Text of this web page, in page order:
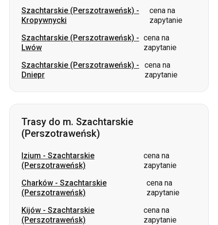
Szachtarskie (Perszotraweńsk) -
Kropywnycki
cena na
zapytanie
Szachtarskie (Perszotraweńsk) -
Lwów
cena na
zapytanie
Szachtarskie (Perszotraweńsk) -
Dniepr
cena na
zapytanie
Trasy do m. Szachtarskie
(Perszotraweńsk)
Izium - Szachtarskie
(Perszotraweńsk)
cena na
zapytanie
Charków - Szachtarskie
(Perszotraweńsk)
cena na
zapytanie
Kijów - Szachtarskie
(Perszotraweńsk)
cena na
zapytanie